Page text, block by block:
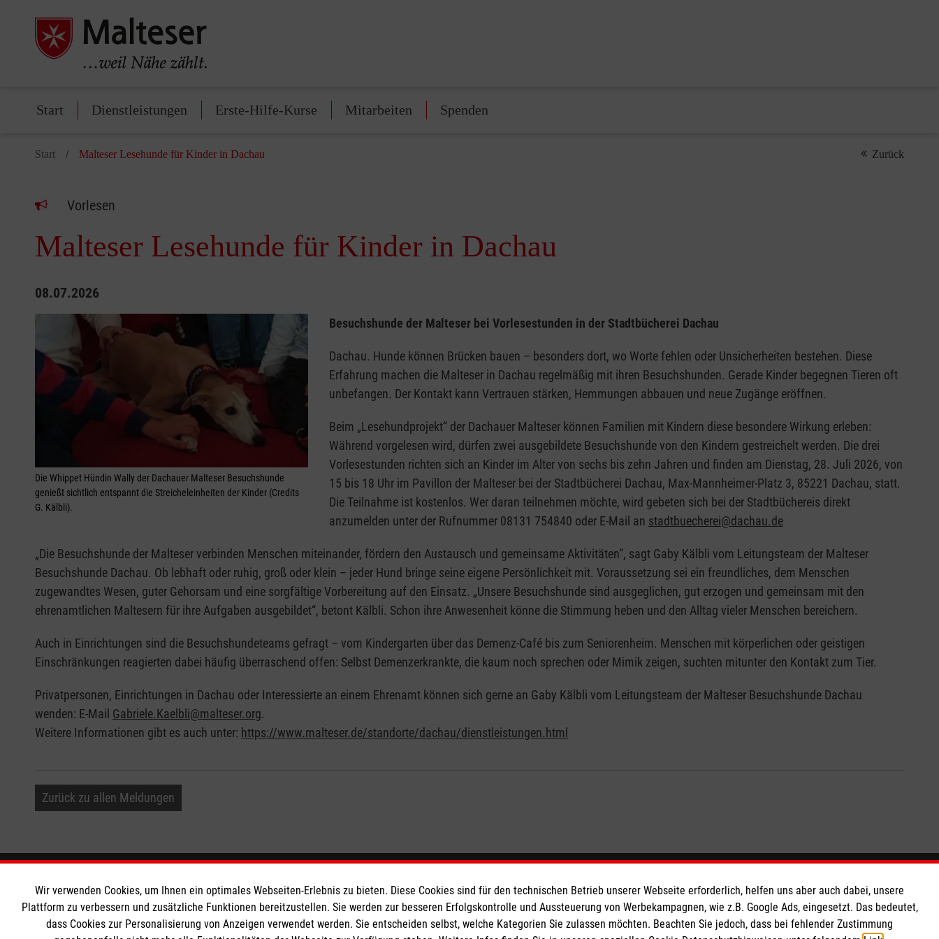
Start Dienstleistungen Erste-Hilfe-Kurse Mitarbeiten Spenden
Start Malteser Lesehunde für Kinder in Dachau Zurück
Vorlesen
Malteser Lesehunde für Kinder in Dachau
08.07.2026
Die Whippet Hündin Wally der Dachauer Malteser Besuchshunde
genießt sichtlich entspannt die Streicheleinheiten der Kinder (Credits
G. Kälbli).
Besuchshunde der Malteser bei Vorlesestunden in der Stadtbücherei Dachau
Dachau. Hunde können Brücken bauen – besonders dort, wo Worte fehlen oder Unsicherheiten bestehen. Diese
Erfahrung machen die Malteser in Dachau regelmäßig mit ihren Besuchshunden. Gerade Kinder begegnen Tieren oft
unbefangen. Der Kontakt kann Vertrauen stärken, Hemmungen abbauen und neue Zugänge eröffnen.
Beim „Lesehundprojekt“ der Dachauer Malteser können Familien mit Kindern diese besondere Wirkung erleben:
Während vorgelesen wird, dürfen zwei ausgebildete Besuchshunde von den Kindern gestreichelt werden. Die drei
Vorlesestunden richten sich an Kinder im Alter von sechs bis zehn Jahren und finden am Dienstag, 28. Juli 2026, von
15 bis 18 Uhr im Pavillon der Malteser bei der Stadtbücherei Dachau, Max-Mannheimer-Platz 3, 85221 Dachau, statt.
Die Teilnahme ist kostenlos. Wer daran teilnehmen möchte, wird gebeten sich bei der Stadtbüchereis direkt
anzumelden unter der Rufnummer 08131 754840 oder E-Mail an stadtbuecherei@dachau.de
„Die Besuchshunde der Malteser verbinden Menschen miteinander, fördern den Austausch und gemeinsame Aktivitäten“, sagt Gaby Kälbli vom Leitungsteam der Malteser
Besuchshunde Dachau. Ob lebhaft oder ruhig, groß oder klein – jeder Hund bringe seine eigene Persönlichkeit mit. Voraussetzung sei ein freundliches, dem Menschen
zugewandtes Wesen, guter Gehorsam und eine sorgfältige Vorbereitung auf den Einsatz. „Unsere Besuchshunde sind ausgeglichen, gut erzogen und gemeinsam mit den
ehrenamtlichen Maltesern für ihre Aufgaben ausgebildet“, betont Kälbli. Schon ihre Anwesenheit könne die Stimmung heben und den Alltag vieler Menschen bereichern.
Auch in Einrichtungen sind die Besuchshundeteams gefragt – vom Kindergarten über das Demenz-Café bis zum Seniorenheim. Menschen mit körperlichen oder geistigen
Einschränkungen reagierten dabei häufig überraschend offen: Selbst Demenzerkrankte, die kaum noch sprechen oder Mimik zeigen, suchten mitunter den Kontakt zum Tier.
Privatpersonen, Einrichtungen in Dachau oder Interessierte an einem Ehrenamt können sich gerne an Gaby Kälbli vom Leitungsteam der Malteser Besuchshunde Dachau
wenden: E-Mail Gabriele.Kaelbli@malteser.org.
Weitere Informationen gibt es auch unter: https://www.malteser.de/standorte/dachau/dienstleistungen.html
Zurück zu allen Meldungen
Informationen
Impressum
Die Malteser
Malteser in Deutschland
Spendenkonto
Empfänger: Malteser Hilfsdienst e.V.
So finden Sie uns
Von-Brug-Str. 5
Wir verwenden Cookies, um Ihnen ein optimales Webseiten-Erlebnis zu bieten. Diese Cookies sind für den technischen Betrieb unserer Webseite erforderlich, helfen uns aber auch dabei, unsere
Plattform zu verbessern und zusätzliche Funktionen bereitzustellen. Sie werden zur besseren Erfolgskontrolle und Aussteuerung von Werbekampagnen, wie z.B. Google Ads, eingesetzt. Das bedeutet,
dass Cookies zur Personalisierung von Anzeigen verwendet werden. Sie entscheiden selbst, welche Kategorien Sie zulassen möchten. Beachten Sie jedoch, dass bei fehlender Zustimmung